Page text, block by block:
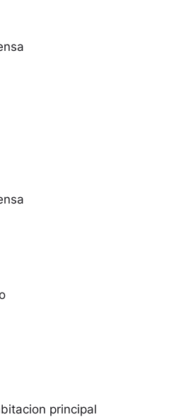
principal